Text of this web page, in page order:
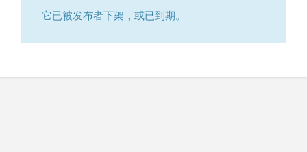
它已被发布者下架，或已到期。